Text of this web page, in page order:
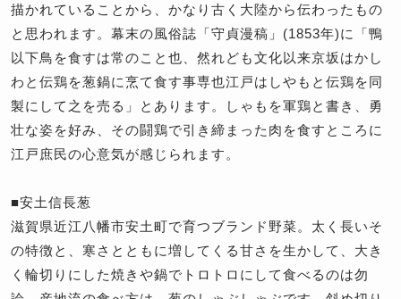
描かれていることから、かなり古く大陸から伝わったもの
と思われます。幕末の風俗誌「守貞漫稿」(1853年)に「鴨
以下鳥を食すは常のこと也、然れども文化以来京坂はかし
わと伝鶏を葱鍋に烹て食す事専也江戸はしやもと伝鶏を同
製にして之を売る」とあります。しゃもを軍鶏と書き、勇
壮な姿を好み、その闘鶏で引き締まった肉を食すところに
江戸庶民の心意気が感じられます。
■安土信長葱
滋賀県近江八幡市安土町で育つブランド野菜。太く長いそ
の特徴と、寒さとともに増してくる甘さを生かして、大き
く輪切りにした焼きや鍋でトロトロにして食べるのは勿